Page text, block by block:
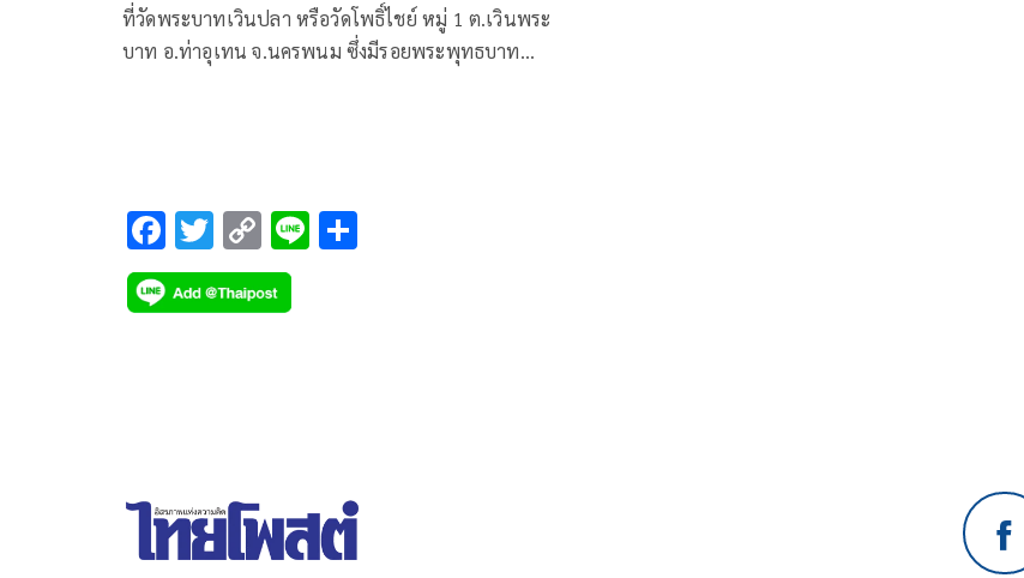
ที่วัดพระบาทเวินปลา หรือวัดโพธิ์ไชย์ หมู่ 1 ต.เวินพระ
บาท อ.ท่าอุเทน จ.นครพนม ซึ่งมีรอยพระพุทธบาท
F
ac
e
T
wi
tt
C
o
p
Li